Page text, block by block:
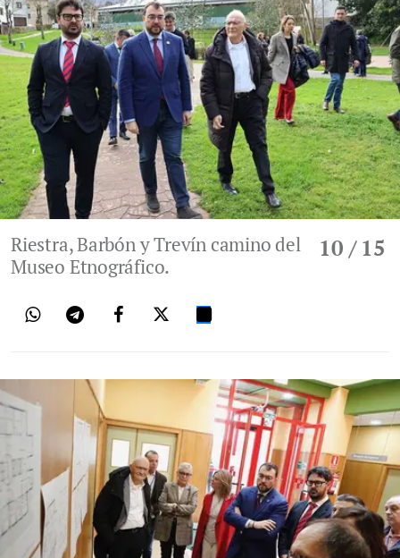
10 / 15
Riestra, Barbón y Trevín camino del
Museo Etnográfico.